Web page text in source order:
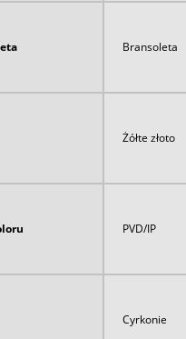
Bransoleta
Żółte złoto
PVD/IP
Cyrkonie